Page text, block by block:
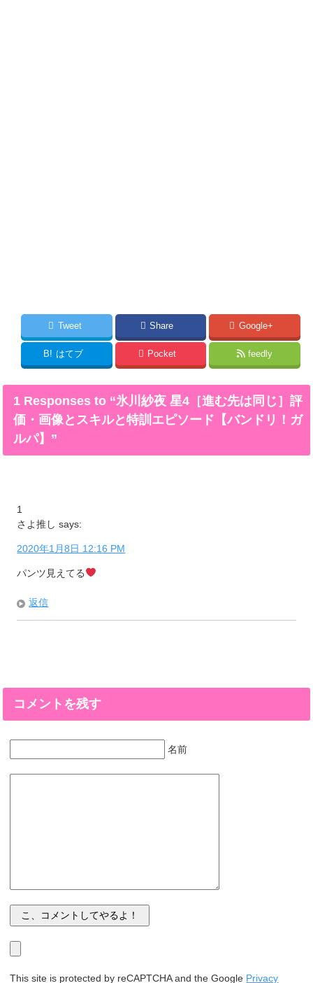
Tweet Share Google+
B! はてブ Pocket feedly
1 Responses to “氷川紗夜 星4［進む先は同じ］評
価・画像とスキルと特訓エピソード【バンドリ！ガ
ルパ】”
1
さよ推し says:
2020年1月8日 12:16 PM
パンツ見えてる
返信
コメントを残す
名前
This site is protected by reCAPTCHA and the Google Privacy